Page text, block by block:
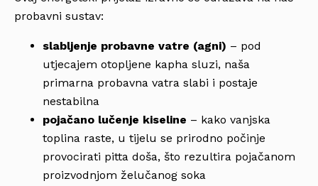
probavni sustav:
slabljenje probavne vatre (agni) – pod
utjecajem otopljene kapha sluzi, naša
primarna probavna vatra slabi i postaje
nestabilna
pojačano lučenje kiseline – kako vanjska
toplina raste, u tijelu se prirodno počinje
provocirati pitta doša, što rezultira pojačanom
proizvodnjom želučanog soka